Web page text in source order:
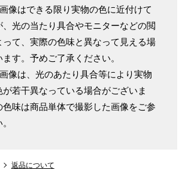
像はできる限り実物の色に近付けて
、光の当たり具合やモニターなどの閲
って、実際の色味と異なって見える場
す。予めご了承ください。
像は、光のあたり具合等により実物
若干異なっている場合がございま
色味は商品単体で撮影した画像をご参
返品について